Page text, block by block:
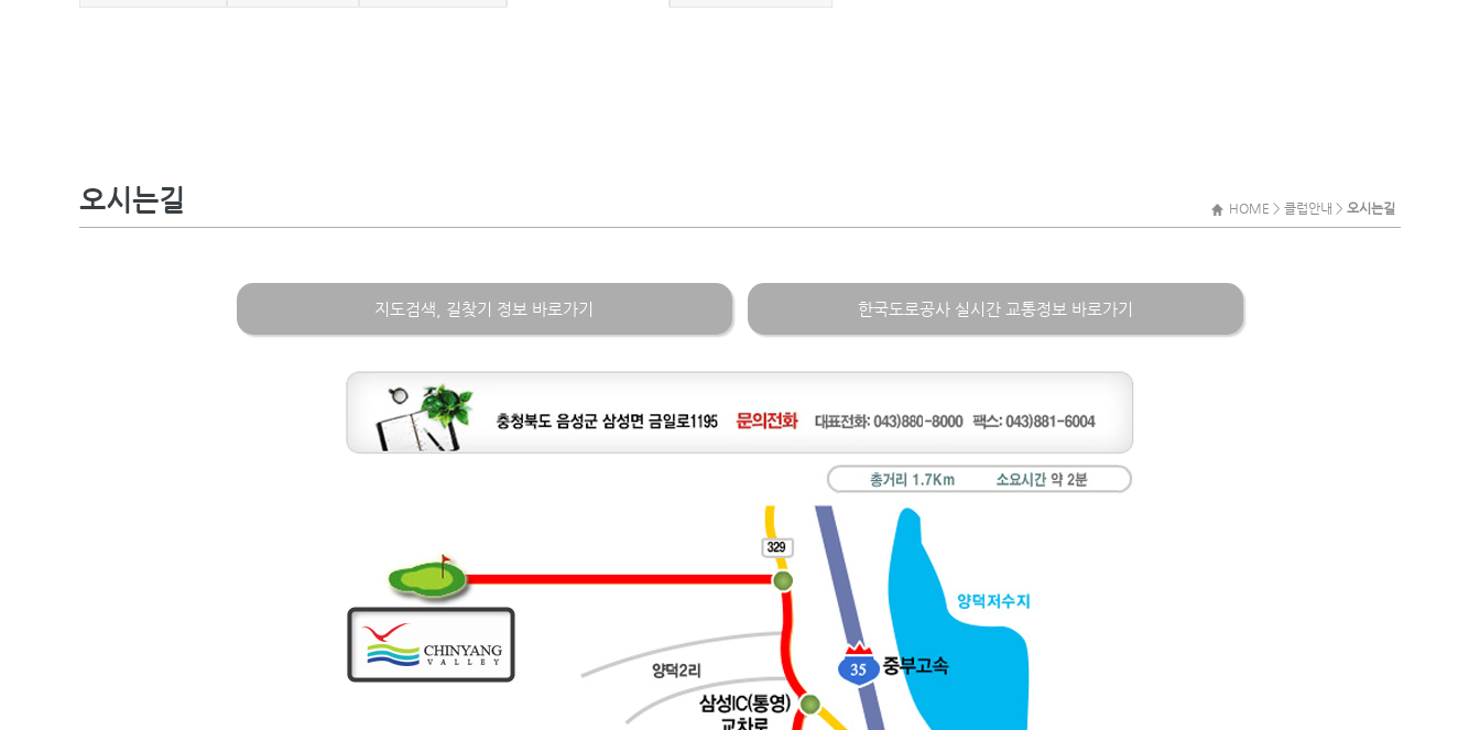
오시는길 HOME > 클럽안내 > 오시는길
지도검색, 길찾기 정보 바로가기 한국도로공사 실시간 교통정보 바로가기